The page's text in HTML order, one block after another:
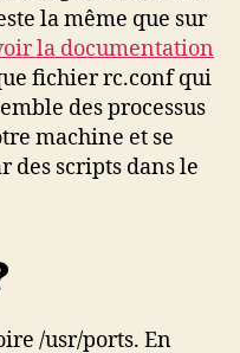
la même que sur
la documentation
fichier rc.conf qui
des processus
machine et se
des scripts dans le
/usr/ports. En